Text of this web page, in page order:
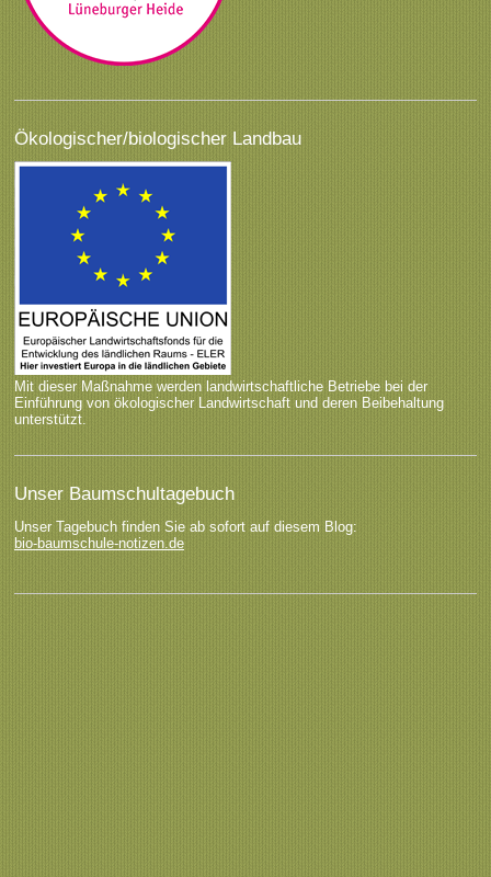
Ökologischer/biologischer Landbau
Mit dieser Maßnahme werden landwirtschaftliche Betriebe bei der
Einführung von ökologischer Landwirtschaft und deren Beibehaltung
unterstützt.
Unser Baumschultagebuch
Unser Tagebuch finden Sie ab sofort auf diesem Blog:
bio-baumschule-notizen.de